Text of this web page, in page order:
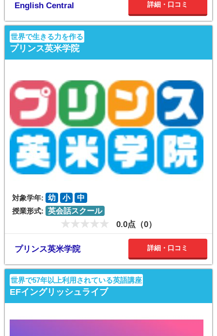
English Central 詳細・口コミ
世界で生きる力を作る
プリンス英米学院
対象学年: 幼 小
中
授業形式: 英会話スクール
0.0点（0）
プリンス英米学院 詳細・口コミ
世界で57年以上利用されている英語講座
EFイングリッシュライブ